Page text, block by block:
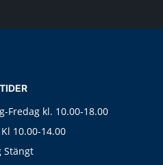
Fredag kl. 10.00-18.00
10.00-14.00
Stängt